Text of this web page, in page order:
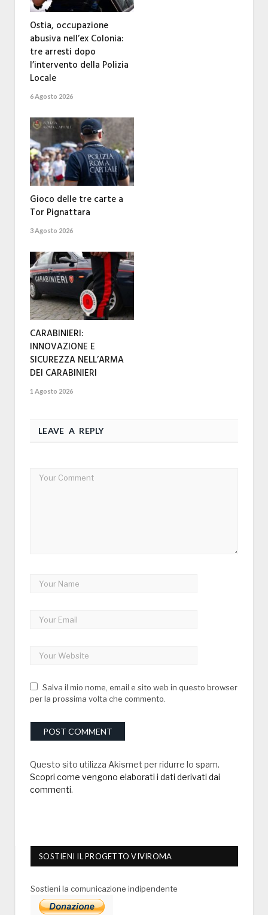
Ostia, occupazione
abusiva nell’ex Colonia:
tre arresti dopo
l’intervento della Polizia
Locale
6 Agosto 2026
Gioco delle tre carte a
Tor Pignattara
3 Agosto 2026
CARABINIERI:
INNOVAZIONE E
SICUREZZA NELL’ARMA
DEI CARABINIERI
1 Agosto 2026
LEAVE A REPLY
Salva il mio nome, email e sito web in questo browser
per la prossima volta che commento.
Questo sito utilizza Akismet per ridurre lo spam.
Scopri come vengono elaborati i dati derivati dai
commenti.
SOSTIENI IL PROGETTO VIVIROMA
Sostieni la comunicazione indipendente